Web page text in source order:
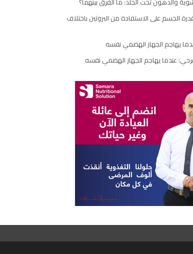
الجسم على الاستفادة من البروتين باختلاف
يهاجم الجهاز الهضمي نفسه
عندما يهاجم الجهاز الهضمي نفسه